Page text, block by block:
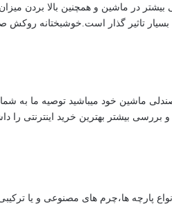
بیشتر در ماشین و همچنین بالا
تاثیر گذار است.خوشبختانه روکش
ماشین خود میباشید توصیه ما به شما
بیشتر بهترین خرید اینترنتی را
پارچه ها،چرم های مصنوعی و یا